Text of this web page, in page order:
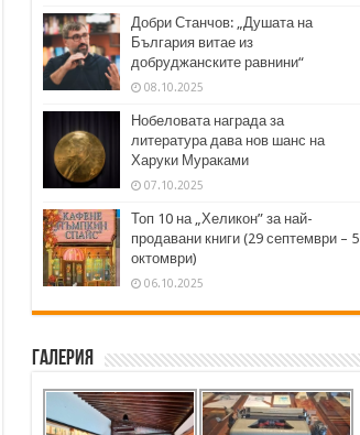
Добри Станчов: „Душата на
България витае из
добруджанските равнини“
08.10.2025
Нобеловата награда за
литература дава нов шанс на
Харуки Мураками
07.10.2025
Топ 10 на „Хеликон” за най-
продавани книги (29 септември – 5
октомври)
06.10.2025
Галерия